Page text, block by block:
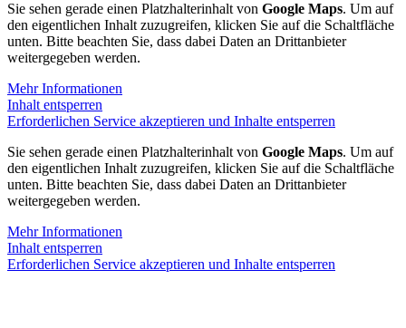
Sie sehen gerade einen Platzhalterinhalt von Google Maps. Um auf
den eigentlichen Inhalt zuzugreifen, klicken Sie auf die Schaltfläche
unten. Bitte beachten Sie, dass dabei Daten an Drittanbieter
weitergegeben werden.
Mehr Informationen
Inhalt entsperren
Erforderlichen Service akzeptieren und Inhalte entsperren
Sie sehen gerade einen Platzhalterinhalt von Google Maps. Um auf
den eigentlichen Inhalt zuzugreifen, klicken Sie auf die Schaltfläche
unten. Bitte beachten Sie, dass dabei Daten an Drittanbieter
weitergegeben werden.
Mehr Informationen
Inhalt entsperren
Erforderlichen Service akzeptieren und Inhalte entsperren